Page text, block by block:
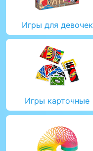
Игры для девочек
Игры карточные